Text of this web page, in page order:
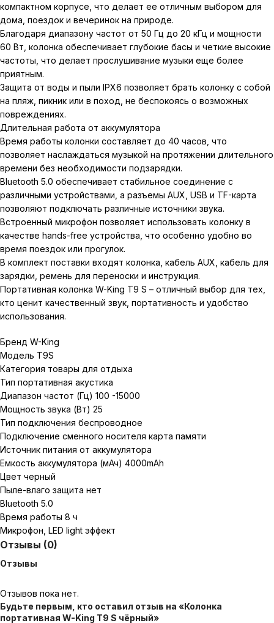
компактном корпусе, что делает ее отличным выбором для
дома, поездок и вечеринок на природе.
Благодаря диапазону частот от 50 Гц до 20 кГц и мощности
60 Вт, колонка обеспечивает глубокие басы и четкие высокие
частоты, что делает прослушивание музыки еще более
приятным.
Защита от воды и пыли IPX6 позволяет брать колонку с собой
на пляж, пикник или в поход, не беспокоясь о возможных
повреждениях.
Длительная работа от аккумулятора
Время работы колонки составляет до 40 часов, что
позволяет наслаждаться музыкой на протяжении длительного
времени без необходимости подзарядки.
Bluetooth 5.0 обеспечивает стабильное соединение с
различными устройствами, а разъемы AUX, USB и TF-карта
позволяют подключать различные источники звука.
Встроенный микрофон позволяет использовать колонку в
качестве hands-free устройства, что особенно удобно во
время поездок или прогулок.
В комплект поставки входят колонка, кабель AUX, кабель для
зарядки, ремень для переноски и инструкция.
Портативная колонка W-King T9 S – отличный выбор для тех,
кто ценит качественный звук, портативность и удобство
использования.
Бренд W-King
Модель T9S
Категория товары для отдыха
Тип портативная акустика
Диапазон частот (Гц) 100 -15000
Мощность звука (Вт) 25
Тип подключения беспроводное
Подключение сменного носителя карта памяти
Источник питания от аккумулятора
Емкость аккумулятора (мАч) 4000mAh
Цвет черный
Пыле-влаго защита нет
Bluetooth 5.0
Время работы 8 ч
Микрофон, LED light эффект
Отзывы (0)
Отзывы
Отзывов пока нет.
Будьте первым, кто оставил отзыв на «Колонка
портативная W-King T9 S чёрный»